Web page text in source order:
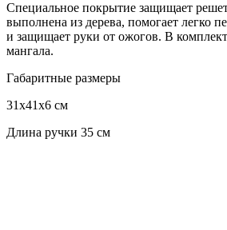
Специальное покрытие защищает
выполнена из дерева, помогает легко
и защищает руки от ожогов. В
мангала.
Габаритные размеры
31х41х6 см
Длина ручки 35 см